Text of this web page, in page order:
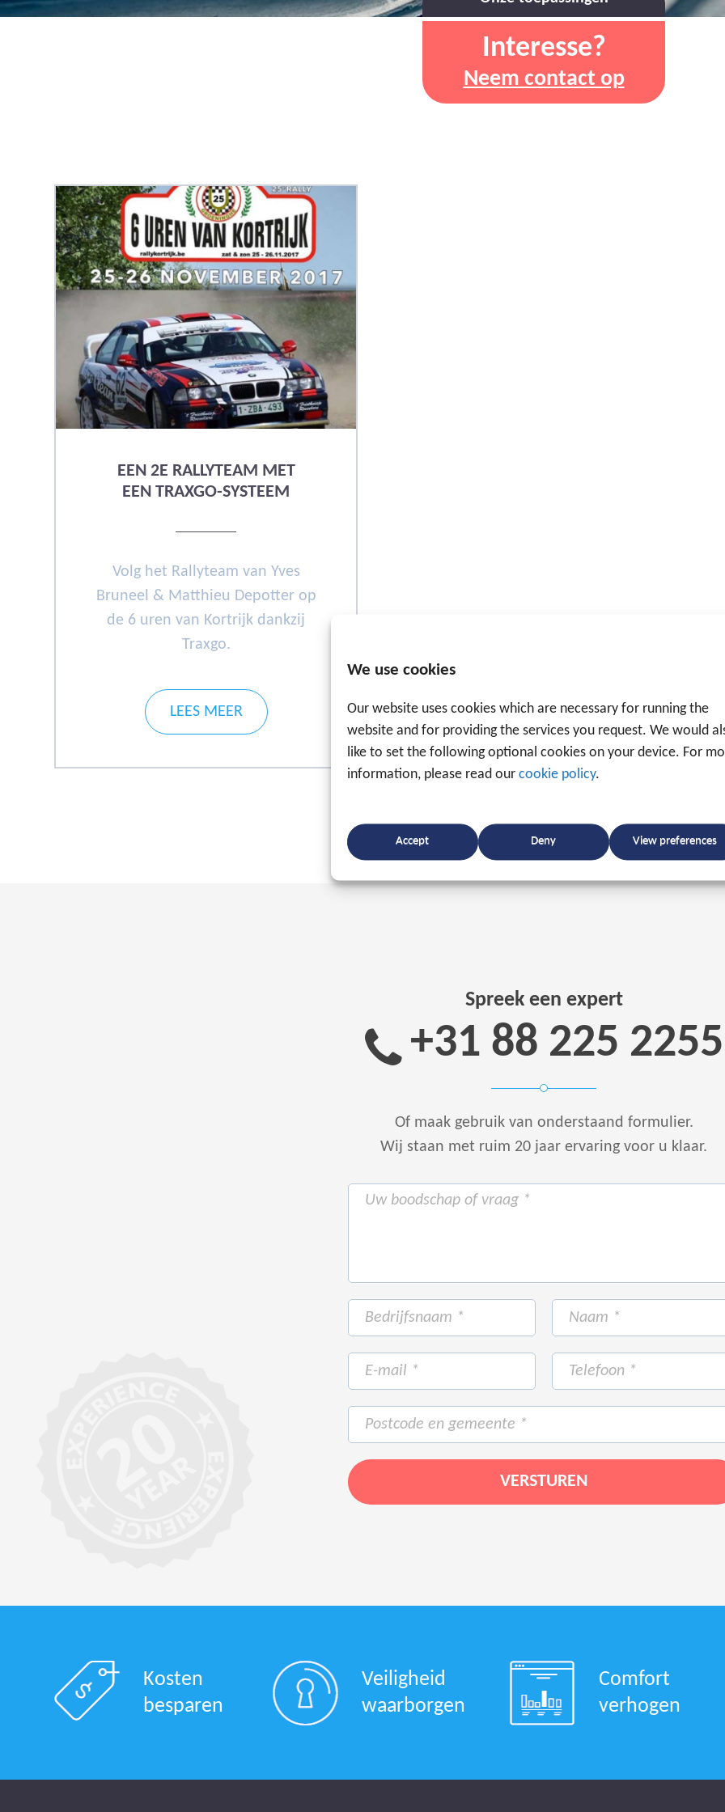
We use cookies
Our website uses cookies which are necessary for running the
website and for providing the services you request. We would
like to set the following optional cookies on your device. For
information, please read our cookie policy.
Accept Deny View preferences
Interesse?
Neem contact op
EEN 2E RALLYTEAM MET
EEN TRAXGO-SYSTEEM
Volg het Rallyteam van Yves
Bruneel & Matthieu Depotter op
de 6 uren van Kortrijk dankzij
Traxgo.
LEES MEER
Spreek een expert
+31 88 225 2255
Of maak gebruik van onderstaand formulier.
Wij staan met ruim 20 jaar ervaring voor u klaar.
Kosten
besparen
Veiligheid
waarborgen
Comfort
verhogen